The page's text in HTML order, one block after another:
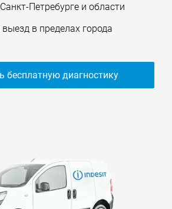
Петребурге и области
в пределах города
бесплатную диагностику